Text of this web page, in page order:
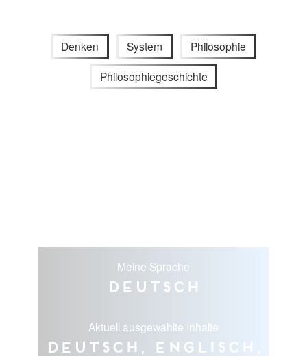
Denken System Philosophie
Philosophiegeschichte
Meine Sprache
Deutsch
Aktuell ausgewählte Inhalte
Deutsch, Englisch,